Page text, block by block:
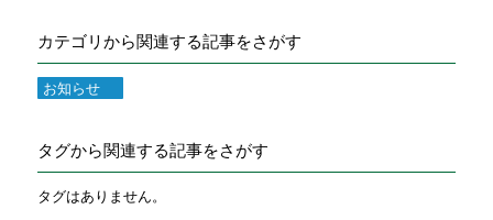
カテゴリから関連する記事をさがす
お知らせ
タグから関連する記事をさがす
タグはありません。